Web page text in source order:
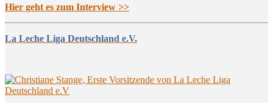
Hier geht es zum Interview >>
La Leche Liga Deutschland e.V.